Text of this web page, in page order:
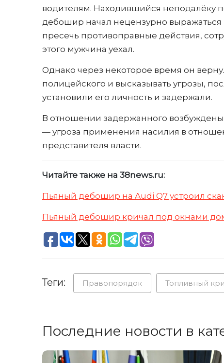
водителям. Находившийся неподалёку
дебошир начал нецензурно выражаться
пресечь противоправные действия,
этого мужчина уехал.
Однако через некоторое время он
полицейского и высказывать угрозы,
установили его личность и задержали.
В отношении задержанного возбуждены
— угроза применения насилия в
представителя власти.
Читайте также на 38news.ru:
Пьяный дебошир на Audi Q7 устроил
Пьяный дебошир кричал под окнами
Теги: Правопорядок Топливный
Последние новости в